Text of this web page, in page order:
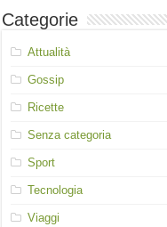
Categorie
Attualità
Gossip
Ricette
Senza categoria
Sport
Tecnologia
Viaggi